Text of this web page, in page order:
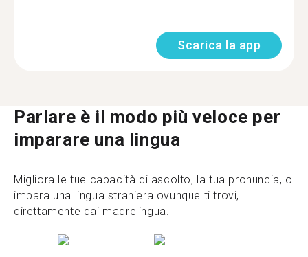
Scarica la app
Parlare è il modo più veloce per
imparare una lingua
Migliora le tue capacità di ascolto, la tua pronuncia, o
impara una lingua straniera ovunque ti trovi,
direttamente dai madrelingua.